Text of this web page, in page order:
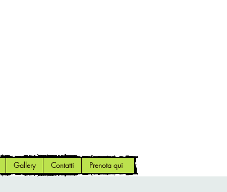
Gallery Contatti Prenota qui